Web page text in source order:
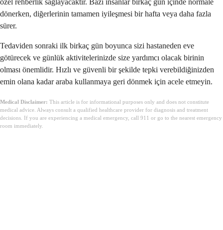
dönerken, diğerlerinin tamamen iyileşmesi bir hafta veya daha fazla
sürer.
Tedaviden sonraki ilk birkaç gün boyunca sizi hastaneden eve
götürecek ve günlük aktivitelerinizde size yardımcı olacak birinin
olması önemlidir. Hızlı ve güvenli bir şekilde tepki verebildiğinizden
emin olana kadar araba kullanmaya geri dönmek için acele etmeyin.
Medical Disclaimer: This article is for informational purposes only and does not constitute
medical advice. Always consult a qualified healthcare provider for diagnosis and treatment
decisions. If you are experiencing a medical emergency, call 911 or go to the nearest emergency
room immediately.